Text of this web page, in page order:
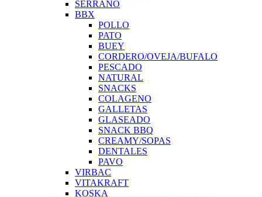
SERRANO
BBX
POLLO
PATO
BUEY
CORDERO/OVEJA/BUFALO
PESCADO
NATURAL
SNACKS
COLAGENO
GALLETAS
GLASEADO
SNACK BBQ
CREAMY/SOPAS
DENTALES
PAVO
VIRBAC
VITAKRAFT
KOSKA